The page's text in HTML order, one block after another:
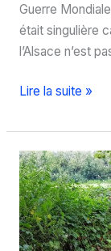
Guerre
était singulière
l’Alsace n’est
Sur
champ
de
bataille
du
Lire la suite »